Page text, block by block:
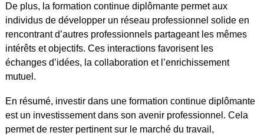
De plus, la formation continue diplômante permet aux
individus de développer un réseau professionnel solide en
rencontrant d’autres professionnels partageant les mêmes
intérêts et objectifs. Ces interactions favorisent les
échanges d’idées, la collaboration et l’enrichissement
mutuel.
En résumé, investir dans une formation continue diplômante
est un investissement dans son avenir professionnel. Cela
permet de rester pertinent sur le marché du travail,